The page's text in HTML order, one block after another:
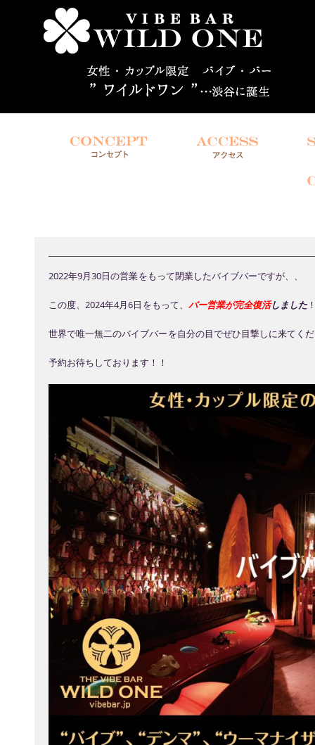
2022年9月30日の営業をもって閉業したバイブバーですが、、
この度、2024年4月6日をもって、 バー営業が完全復活しました
世界で唯一無二のバイブバーを自分の目でぜひ目撃しに来てく
予約お待ちしております！！